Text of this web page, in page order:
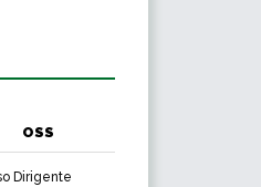
OSS
Dirigente